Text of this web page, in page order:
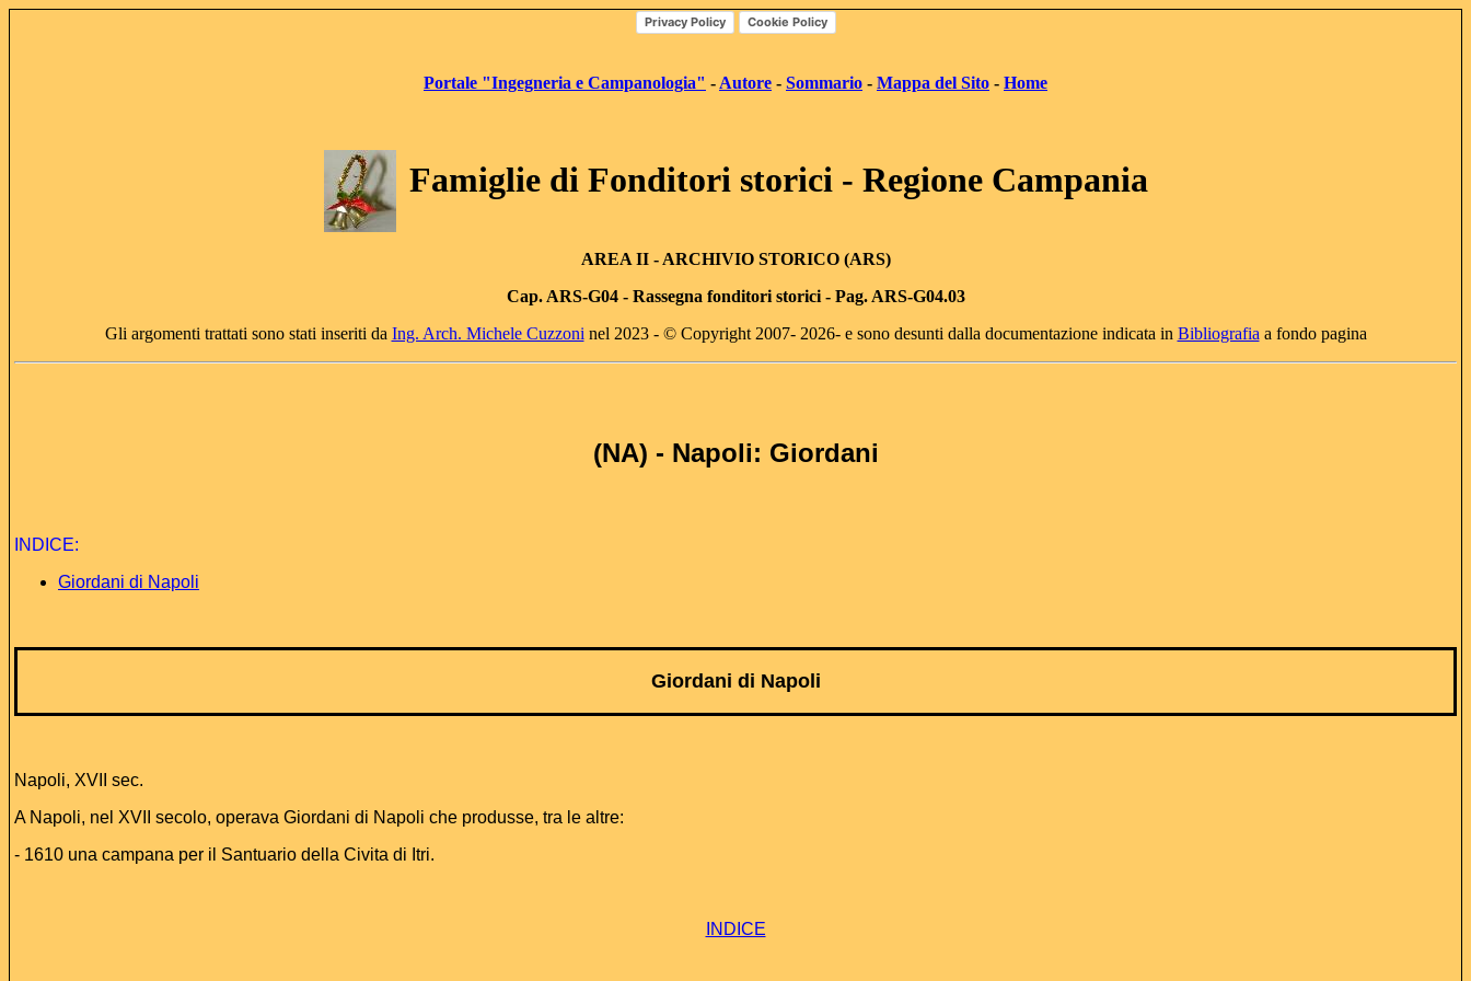
Privacy Policy Cookie Policy
Portale "Ingegneria e Campanologia" - Autore - Sommario - Mappa del Sito - Home
Famiglie di Fonditori storici - Regione Campania
AREA II- ARCHIVIO STORICO (ARS)
Cap. ARS-G04 - Rassegna fonditori storici - Pag. ARS-G04.03
Gli argomenti trattati sono stati inseriti da Ing. Arch. Michele Cuzzoni nel 2023 - © Copyright 2007- 2026- e sono desunti dalla documentazione indicata in Bibliografia a fondo pagina
(NA) - Napoli: Giordani
INDICE:
Giordani di Napoli
Giordani di Napoli
Napoli, XVII sec.
A Napoli, nel XVII secolo, operava Giordani di Napoli che produsse, tra le altre:
- 1610 una campana per il Santuario della Civita di Itri.
INDICE